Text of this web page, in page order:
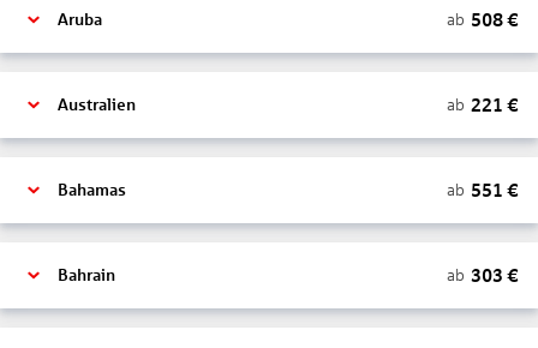
Aruba ab 508€
Australien ab 221 €
Bahamas ab 551 €
Bahrain ab 303 €